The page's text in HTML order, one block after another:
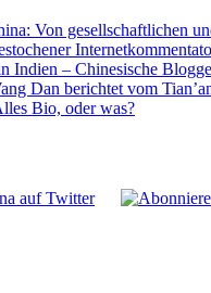
Von gesellschaftlichen
Indien – Chinesische
Dan berichtet vom
Bio, oder was?